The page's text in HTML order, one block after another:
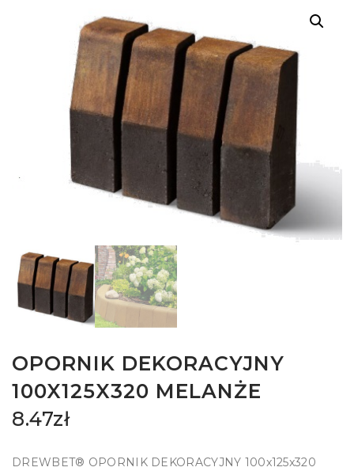
OPORNIK DEKORACYJNY
100X125X320 MELANŻE
8.47zł
DREWBET® OPORNIK DEKORACYJNY 100x125x320